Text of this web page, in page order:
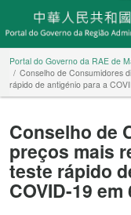
Portal do Governo da RAE de
Conselho de Consumidores
rápido de antigénio para a
Conselho de
preços mais
teste rápido
COVID-19